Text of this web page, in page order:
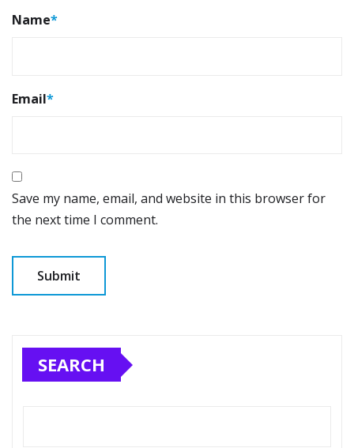
Name*
Email*
Save my name, email, and website in this browser for
the next time I comment.
SEARCH